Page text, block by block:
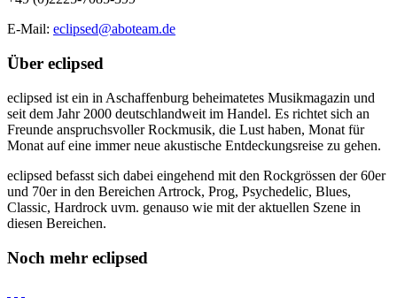
E-Mail: eclipsed@aboteam.de
Über eclipsed
eclipsed ist ein in Aschaffenburg beheimatetes Musikmagazin und
seit dem Jahr 2000 deutschlandweit im Handel. Es richtet sich an
Freunde anspruchsvoller Rockmusik, die Lust haben, Monat für
Monat auf eine immer neue akustische Entdeckungsreise zu gehen.
eclipsed befasst sich dabei eingehend mit den Rockgrössen der 60er
und 70er in den Bereichen Artrock, Prog, Psychedelic, Blues,
Classic, Hardrock uvm. genauso wie mit der aktuellen Szene in
diesen Bereichen.
Noch mehr eclipsed